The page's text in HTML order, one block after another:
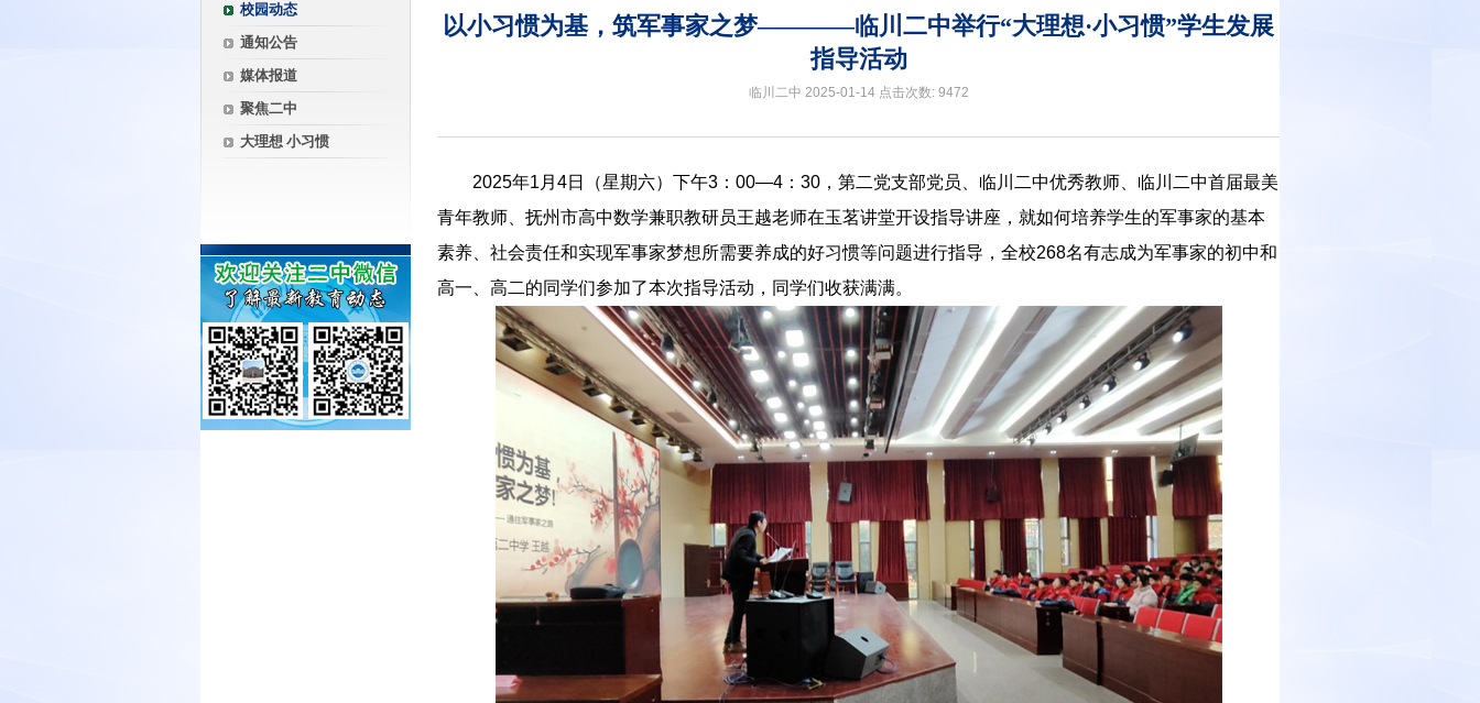
校园动态
通知公告
媒体报道
聚焦二中
大理想 小习惯
以小习惯为基，筑军事家之梦————临川二中举行“大理想·小习惯”学生发展
指导活动
临川二中 2025-01-14 点击次数: 9472
2025年1月4日（星期六）下午3：00—4：30，第二党支部党员、临川二中优秀教师、临川二中首届最美
青年教师、抚州市高中数学兼职教研员王越老师在玉茗讲堂开设指导讲座，就如何培养学生的军事家的基本
素养、社会责任和实现军事家梦想所需要养成的好习惯等问题进行指导，全校268名有志成为军事家的初中和
高一、高二的同学们参加了本次指导活动，同学们收获满满。